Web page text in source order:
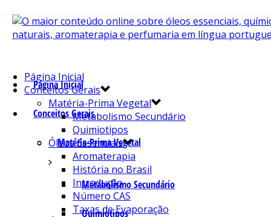
Página Inicial
Conceitos Gerais
Matéria-Prima Vegetal
Metabolismo Secundário
Quimiotipos
Página Inicial
Conceitos Gerais
Matéria-Prima Vegetal
Metabolismo Secundário
Quimiotipos
Óleos Essenciais
Aromaterapia
História no Brasil
Introdução
Número CAS
Taxas de Evaporação